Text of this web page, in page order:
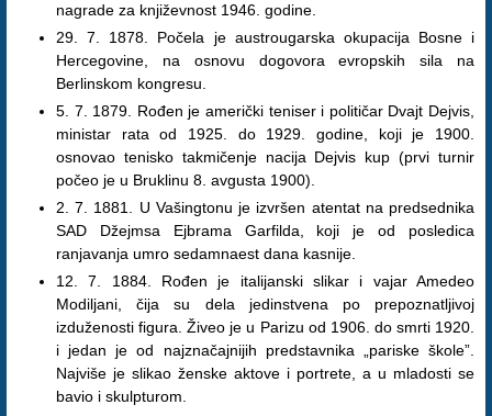
nagrade za književnost 1946. godine.
29. 7. 1878. Počela je austrougarska okupacija Bosne i
Hercegovine, na osnovu dogovora evropskih sila na
Berlinskom kongresu.
5. 7. 1879. Rođen je američki teniser i političar Dvajt Dejvis,
ministar rata od 1925. do 1929. godine, koji je 1900.
osnovao tenisko takmičenje nacija Dejvis kup (prvi turnir
počeo je u Bruklinu 8. avgusta 1900).
2. 7. 1881. U Vašingtonu je izvršen atentat na predsednika
SAD Džejmsa Ejbrama Garfilda, koji je od posledica
ranjavanja umro sedamnaest dana kasnije.
12. 7. 1884. Rođen je italijanski slikar i vajar Amedeo
Modiljani, čija su dela jedinstvena po prepoznatljivoj
izduženosti figura. Živeo je u Parizu od 1906. do smrti 1920.
i jedan je od najznačajnijih predstavnika „pariske škole”.
Najviše je slikao ženske aktove i portrete, a u mladosti se
bavio i skulpturom.